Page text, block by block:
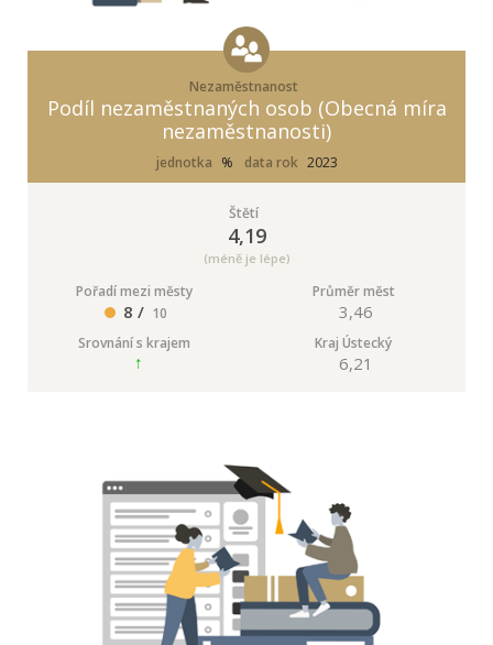
Nezaměstnanost
Podíl nezaměstnaných osob (Obecná míra
nezaměstnanosti)
jednotka % data rok 2023
Štětí
4,19
(méně je lépe)
Pořadí mezi městy
8 / 10
Průměr měst
3,46
Srovnání s krajem Kraj Ústecký
6,21